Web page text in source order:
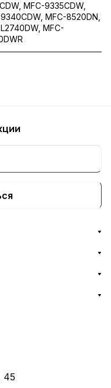
MFC-9335CDW,
MFC-8520DN,
MFC-
45